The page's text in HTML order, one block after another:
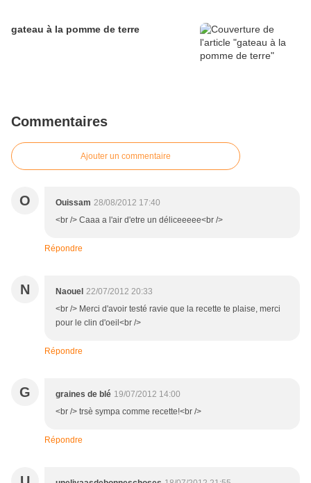
gateau à la pomme de terre
Commentaires
Ajouter un commentaire
O Ouissam 28/08/2012 17:40
<br /> Caaa a l'air d'etre un déliceeeee<br />
Répondre
N Naouel 22/07/2012 20:33
<br /> Merci d'avoir testé ravie que la recette te plaise, merci
pour le clin d'oeil<br />
Répondre
G graines de blé 19/07/2012 14:00
<br /> trsè sympa comme recette!<br />
Répondre